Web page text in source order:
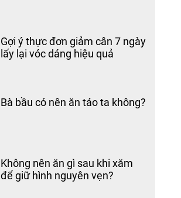
Gợi ý thực đơn giảm cân 7 ngày
lấy lại vóc dáng hiệu quả
Bà bầu có nên ăn táo ta không?
Không nên ăn gì sau khi xăm
để giữ hình nguyên vẹn?